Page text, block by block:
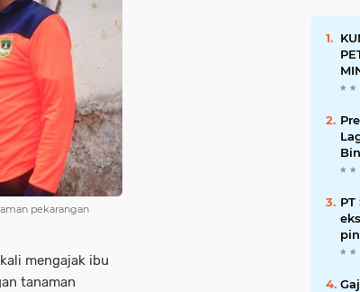
pekarangan
mengajak ibu
tanaman
PT